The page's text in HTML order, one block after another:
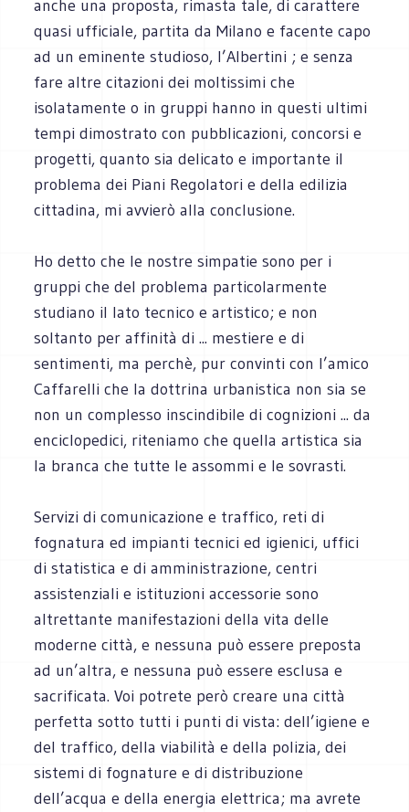
anche una proposta, rimasta tale, di carattere
quasi ufficiale, partita da Milano e facente capo
ad un eminente studioso, l’Albertini ; e senza
fare altre citazioni dei moltissimi che
isolatamente o in gruppi hanno in questi ultimi
tempi dimostrato con pubblicazioni, concorsi e
progetti, quanto sia delicato e importante il
problema dei Piani Regolatori e della edilizia
cittadina, mi avvierò alla conclusione.
Ho detto che le nostre simpatie sono per i
gruppi che del problema particolarmente
studiano il lato tecnico e artistico; e non
soltanto per affinità di ... mestiere e di
sentimenti, ma perchè, pur convinti con l’amico
Caffarelli che la dottrina urbanistica non sia se
non un complesso inscindibile di cognizioni ... da
enciclopedici, riteniamo che quella artistica sia
la branca che tutte le assommi e le sovrasti.
Servizi di comunicazione e traffico, reti di
fognatura ed impianti tecnici ed igienici, uffici
di statistica e di amministrazione, centri
assistenziali e istituzioni accessorie sono
altrettante manifestazioni della vita delle
moderne città, e nessuna può essere preposta
ad un’altra, e nessuna può essere esclusa e
sacrificata. Voi potrete però creare una città
perfetta sotto tutti i punti di vista: dell’igiene e
del traffico, della viabilità e della polizia, dei
sistemi di fognature e di distribuzione
dell’acqua e della energia elettrica; ma avrete